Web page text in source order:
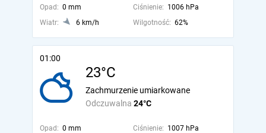
Opad: 0 mm Ciśnienie: 1006 hPa
Wiatr:
6 km/h Wilgotność: 62%
01:00
23°C
Odczuwalna 24°C
Zachmurzenie umiarkowane
Opad: 0 mm Ciśnienie: 1007 hPa